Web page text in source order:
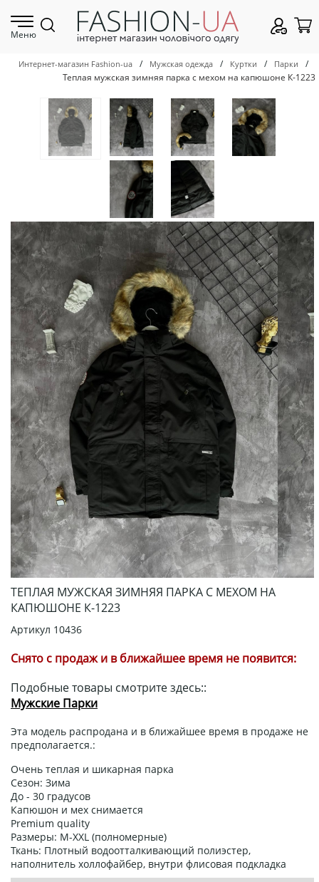
Меню
Интернет-магазин Fashion-ua / Мужская одежда / Куртки / Парки
/
Теплая мужская зимняя парка с мехом на капюшоне К-1223
ТЕПЛАЯ МУЖСКАЯ ЗИМНЯЯ ПАРКА С МЕХОМ НА
КАПЮШОНЕ К-1223
Артикул 10436
Снято с продаж и в ближайшее время не появится:
Подобные товары смотрите здесь::
Мужские Парки
Эта модель распродана и в ближайшее время в продаже не
предполагается.:
Очень теплая и шикарная парка
Сезон: Зима
До - 30 градусов
Капюшон и мех снимается
Premium quality
Размеры: М-XXL (полномерные)
Ткань: Плотный водоотталкивающий полиэстер,
наполнитель холлофайбер, внутри флисовая подкладка